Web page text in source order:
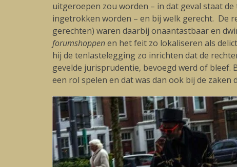
uitgeroepen zou worden – in dat geval staat
ingetrokken worden – en bij welk gerecht. De
gerechten) waren daarbij onaantastbaar en
forumshoppenen het feit zo lokaliseren als
hij de tenlastelegging zo inrichten dat de
gevelde jurisprudentie, bevoegd werd of
een rol spelen en dat was dan ook bij de